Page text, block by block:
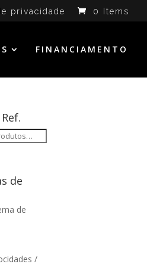
privacidade 0 Items
FINANCIAMENTO
de
de
/